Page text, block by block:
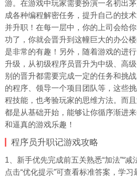
游。在游戏中玩家需要扮演一名初出
成各种编程解密任务，提升自己的技
并升职！在每一层中，你的上司会给
功了，你就会晋升到这幢巨大的办公
是非常的有趣！另外，随着游戏的进
升级，从初级程序员晋升为中级、高
别的晋升都需要完成一定的任务和挑
的程序、领导一个项目团队等，这些
程技能，也考验玩家的思维方法。而
都是从基础开始，能够让你循序渐进
和逼真的游戏乐趣！
程序员升职记游戏攻略
1、新手优先完成前五关熟悉“加法”“减
点击“优化提示”可查看标准答案，学习